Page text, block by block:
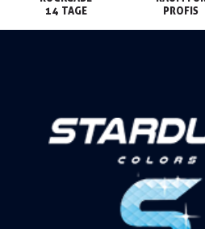
14 TAGE
PROFIS